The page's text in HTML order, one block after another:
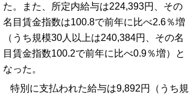
た。また、所定内給与は224,393円、その
名目賃金指数は100.8で前年に比べ2.6％増
（うち規模30人以上は240,384円、その名
目賃金指数100.2で前年に比べ0.9％増）と
なった。
特別に支払われた給与は9,892円（うち規